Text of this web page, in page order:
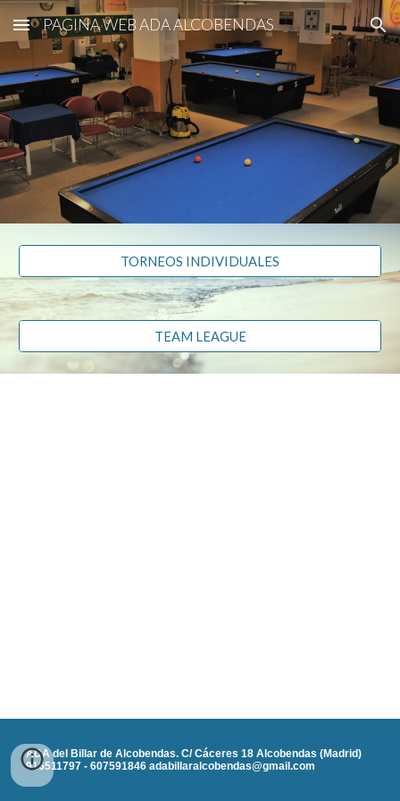
Skip to main content Skip to navigation
PAGINA WEB ADA ALCOBENDAS
TORNEOS INDIVIDUALES
TEAM LEAGUE
ADA del Billar de Alcobendas. C/ Cáceres 18 Alcobendas (Madrid)
916511797 - 607591846 adabillaralcobendas@gmail.com